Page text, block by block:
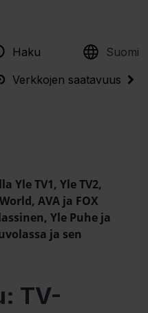
Haku Suomi
English
Verkkojen saatavuus
Yle TV1, Yle TV2,
AVA ja FOX
Yle Puhe ja
ja sen
TV-